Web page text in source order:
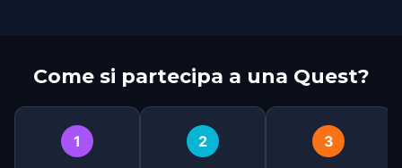
Come si partecipa a una Quest?
1 2 3